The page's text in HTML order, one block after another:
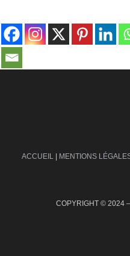
ACCUEIL | MENTIONS
COPYRIGHT © 2024